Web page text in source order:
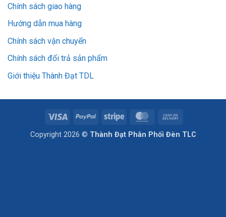
Chính sách giao hàng
Hướng dẫn mua hàng
Chính sách vận chuyển
Chính sách đổi trả sản phẩm
Giới thiệu Thành Đạt TDL
Visa PayPal Stripe MasterCard
Delivery
Copyright 2026 © Thành Đạt Phân Phối Đèn TLC